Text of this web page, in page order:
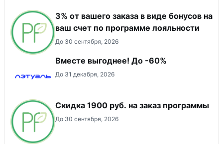
3% от вашего заказа в виде бонусов на
ваш счет по программе лояльности
До 30 сентября, 2026
Вместе выгоднее! До -60%
До 31 декабря, 2026
Скидка 1900 руб. на заказ программы
До 30 сентября, 2026